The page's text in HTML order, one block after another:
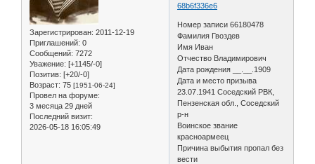
Зарегистрирован: 2011-12-19
Приглашений: 0
Сообщений: 7272
Уважение: [+1145/-0]
Позитив: [+20/-0]
Возраст: 75 [1951-06-24]
Провел на форуме:
3 месяца 29 дней
Последний визит:
2026-05-18 16:05:49
68b6f336e6
Номер записи 66180478
Фамилия Гвоздев
Имя Иван
Отчество Владимирович
Дата рождения __.__.1909
Дата и место призыва
23.07.1941 Соседский РВК,
Пензенская обл., Соседский
р-н
Воинское звание
красноармеец
Причина выбытия пропал без
вести